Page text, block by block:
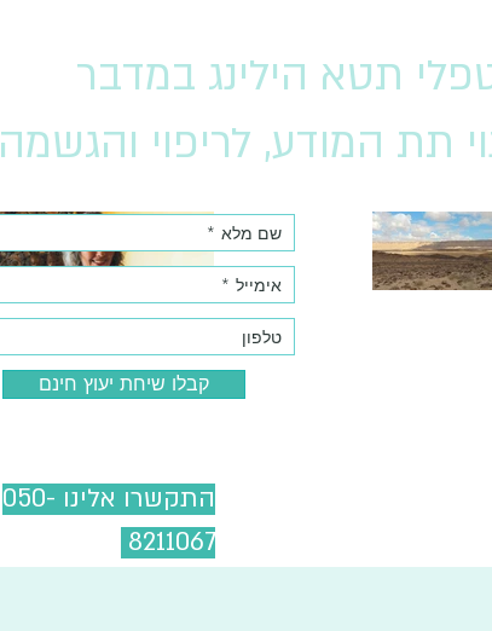
תטא הילינג במדבר
תת המודע, לריפוי והגשמה
קבלו שיחת יעוץ חינם
התקשרו אלינו 050-
8211067